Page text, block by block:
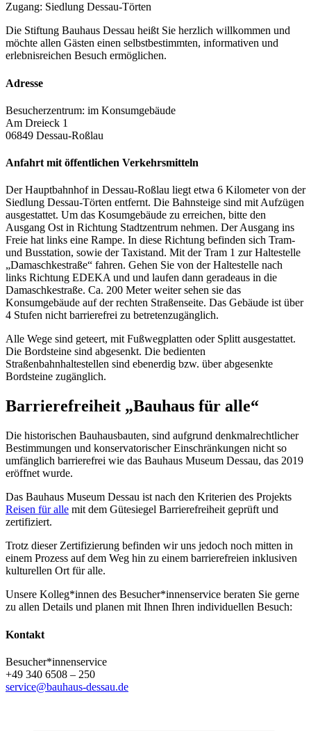
Zugang: Siedlung Dessau-Törten
Die Stiftung Bauhaus Dessau heißt Sie herzlich willkommen und
möchte allen Gästen einen selbstbestimmten, informativen und
erlebnisreichen Besuch ermöglichen.
Adresse
Besucherzentrum: im Konsumgebäude
Am Dreieck 1
06849 Dessau-Roßlau
Anfahrt mit öffentlichen Verkehrsmitteln
Der Hauptbahnhof in Dessau-Roßlau liegt etwa 6 Kilometer von der
Siedlung Dessau-Törten entfernt. Die Bahnsteige sind mit Aufzügen
ausgestattet. Um das Kosumgebäude zu erreichen, bitte den
Ausgang Ost in Richtung Stadtzentrum nehmen. Der Ausgang ins
Freie hat links eine Rampe. In diese Richtung befinden sich Tram-
und Busstation, sowie der Taxistand. Mit der Tram 1 zur Haltestelle
„Damaschkestraße“ fahren. Gehen Sie von der Haltestelle nach
links Richtung EDEKA und und laufen dann geradeaus in die
Damaschkestraße. Ca. 200 Meter weiter sehen sie das
Konsumgebäude auf der rechten Straßenseite. Das Gebäude ist über
4 Stufen nicht barrierefrei zu betretenzugänglich.
Alle Wege sind geteert, mit Fußwegplatten oder Splitt ausgestattet.
Die Bordsteine sind abgesenkt. Die bedienten
Straßenbahnhaltestellen sind ebenerdig bzw. über abgesenkte
Bordsteine zugänglich.
Barrierefreiheit „Bauhaus für alle“
Die historischen Bauhausbauten, sind aufgrund denkmalrechtlicher
Bestimmungen und konservatorischer Einschränkungen nicht so
umfänglich barrierefrei wie das Bauhaus Museum Dessau, das 2019
eröffnet wurde.
Das Bauhaus Museum Dessau ist nach den Kriterien des Projekts
Reisen für alle mit dem Gütesiegel Barrierefreiheit geprüft und
zertifiziert.
Trotz dieser Zertifizierung befinden wir uns jedoch noch mitten in
einem Prozess auf dem Weg hin zu einem barrierefreien inklusiven
kulturellen Ort für alle.
Unsere Kolleg*innen des Besucher*innenservice beraten Sie gerne
zu allen Details und planen mit Ihnen Ihren individuellen Besuch:
Kontakt
Besucher*innenservice
+49 340 6508 – 250
service@bauhaus-dessau.de